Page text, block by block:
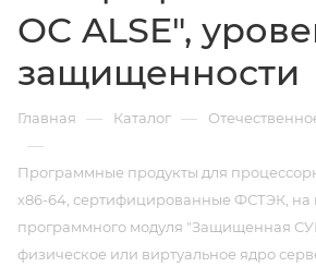
ОС ALSE",
защищенности
Главная — Каталог —
—
Программные продукты для
х86-64, сертифицированные ФСТЭК, на
программного модуля "Защищенная
физическое или виртуальное ядро